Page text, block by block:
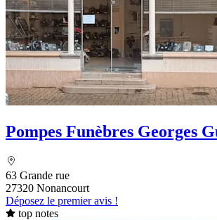
Pompes Funèbres Georges
63 Grande rue
27320 Nonancourt
Déposez le premier avis !
top notes